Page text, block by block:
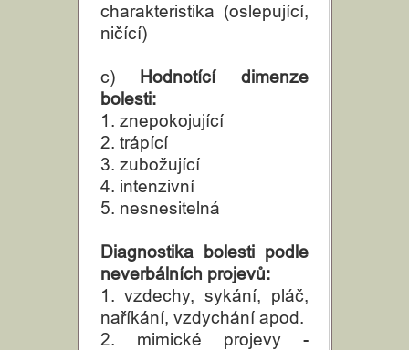
charakteristika (oslepující,
ničící)
c) Hodnotící dimenze
bolesti:
1. znepokojující
2. trápící
3. zubožující
4. intenzivní
5. nesnesitelná
Diagnostika bolesti podle
neverbálních projevů:
1. vzdechy, sykání, pláč,
naříkání, vzdychání apod.
2. mimické projevy -